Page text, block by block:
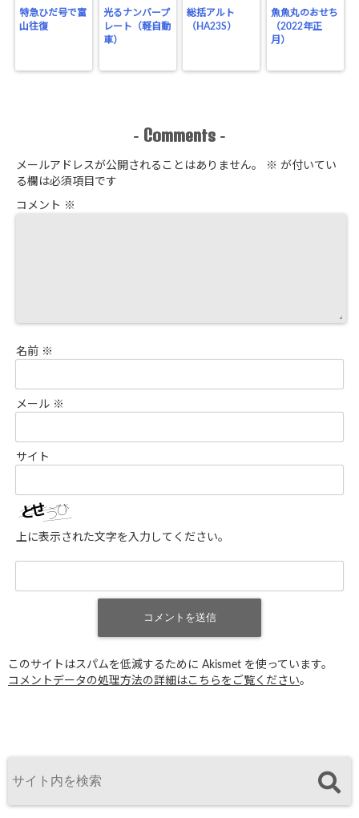
特急ひだ号で富
山往復
光るナンバープ
レート（軽自動
車）
総括アルト
（HA23S）
魚魚丸のおせち
（2022年正
月）
- Comments -
メールアドレスが公開されることはありません。 ※ が付いてい
る欄は必須項目です
コメント ※
名前 ※
メール ※
サイト
上に表示された文字を入力してください。
このサイトはスパムを低減するために Akismet を使っています。
コメントデータの処理方法の詳細はこちらをご覧ください。